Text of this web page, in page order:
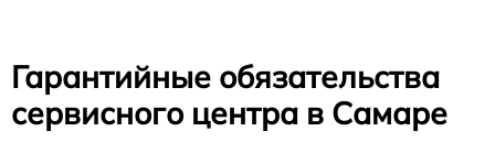
Гарантийные обязательства
сервисного центра в Самаре